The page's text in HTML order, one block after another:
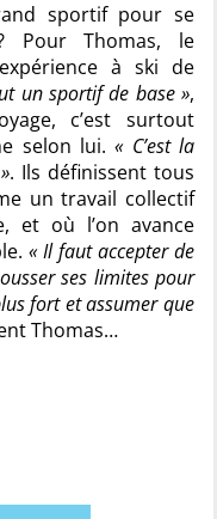
sportif pour se
Pour Thomas, le
à ski de
un sportif de base »,
c’est surtout
selon lui.« C’est la
. Ils définissent tous
un travail collectif
et où l’on avance
« Il faut accepter de
ses limites pour
fort et assumer que
Thomas…